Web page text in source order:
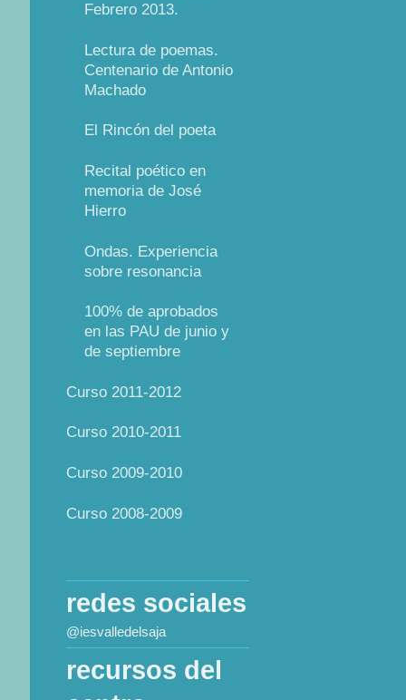
Febrero 2013.
Lectura de poemas.
Centenario de Antonio
Machado
El Rincón del poeta
Recital poético en
memoria de José
Hierro
Ondas. Experiencia
sobre resonancia
100% de aprobados
en las PAU de junio y
de septiembre
Curso 2011-2012
Curso 2010-2011
Curso 2009-2010
Curso 2008-2009
redes sociales
@iesvalledelsaja
recursos del